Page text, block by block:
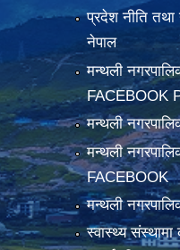
प्रदेश नीति
नेपाल
मन्थली
FACEBOOK
मन्थली
मन्थली
FACEBOOK
मन्थली
स्वास्थ्य संस्थामा